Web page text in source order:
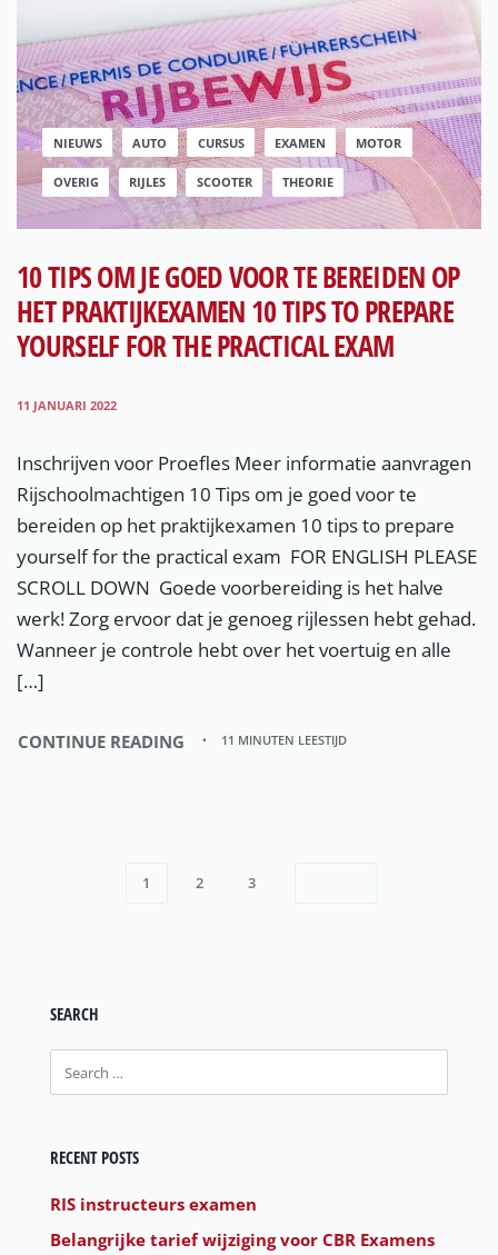
NIEUWS AUTO CURSUS EXAMEN MOTOR
OVERIG RIJLES SCOOTER THEORIE
10 TIPS OM JE GOED VOOR TE BEREIDEN OP
HET PRAKTIJKEXAMEN 10 TIPS TO PREPARE
YOURSELF FOR THE PRACTICAL EXAM
11 JANUARI 2022
Inschrijven voor Proefles Meer informatie aanvragen
Rijschoolmachtigen 10 Tips om je goed voor te
bereiden op het praktijkexamen 10 tips to prepare
yourself for the practical exam FOR ENGLISH PLEASE
SCROLL DOWN Goede voorbereiding is het halve
werk! Zorg ervoor dat je genoeg rijlessen hebt gehad.
Wanneer je controle hebt over het voertuig en alle
[…]
CONTINUE READING 11 MINUTEN LEESTIJD
1 2 3
SEARCH
RECENT POSTS
RIS instructeurs examen
Belangrijke tarief wijziging voor CBR Examens